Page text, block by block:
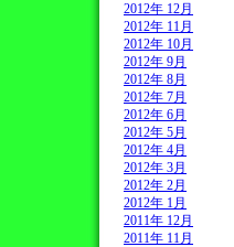
2012年 12月
2012年 11月
2012年 10月
2012年 9月
2012年 8月
2012年 7月
2012年 6月
2012年 5月
2012年 4月
2012年 3月
2012年 2月
2012年 1月
2011年 12月
2011年 11月